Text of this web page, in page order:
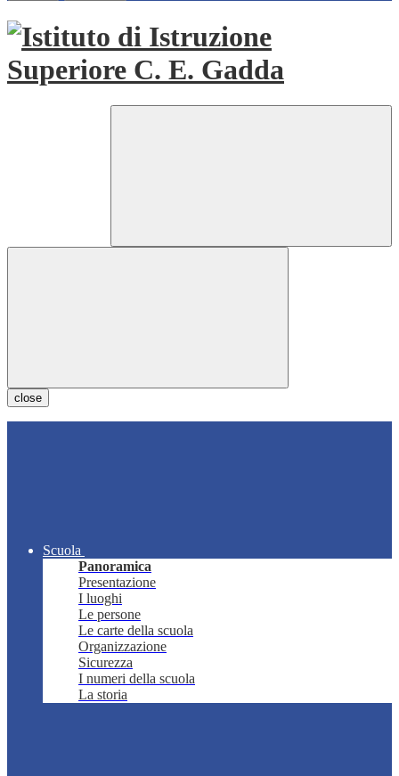
close
Scuola
Panoramica
Presentazione
I luoghi
Le persone
Le carte della scuola
Organizzazione
Sicurezza
I numeri della scuola
La storia